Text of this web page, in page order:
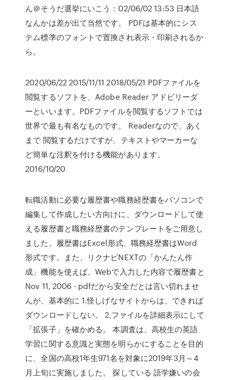
ん＠そうだ選挙にいこう：02/06/02 13:53 日本語
なんかは差が出て当然です。 PDFは基本的にシス
テム標準のフォントで置換され表示・印刷されるか
ら。
2020/06/22 2015/11/11 2018/05/21 PDFファイルを
閲覧するソフトを、Adobe Reader アドビリーダ
ーといいます。PDFファイルを閲覧するソフトでは
世界で最も有名なものです。 Readerなので、あく
まで 閲覧するだけですが、テキストやマーカーな
ど簡単な注釈を付ける機能があります。
2016/10/20
転職活動に必要な履歴書や職務経歴書をパソコンで
編集して作成したい方向けに、ダウンロードして使
える履歴書と職務経歴書のテンプレートをご用意し
ました。履歴書はExcel形式、職務経歴書はWord
形式です。また、リクナビNEXTの「かんたん作
成」機能を使えば、Webで入力した内容で履歴書と
Nov 11, 2006 · pdfだから安全だとは言い切れませ
んが、基本的に 1.怪しげなサイトからは、できれば
ダウンロードしない。 2.ファイルを詳細表示にして
「拡張子」を確かめる。 本調査は、高校生の英語
学習に関する意識と実態を明らかにすることを目的
に、全国の高校1年生971名を対象に2019年3月～4
月上旬に実施しました。 探している 語学嫌いの会